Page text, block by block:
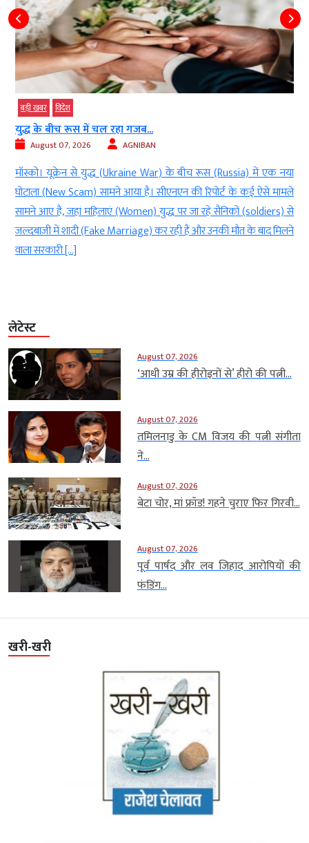
बड़ी खबर विदेश
युद्ध के बीच रूस में चल रहा गजब...
August 07, 2026 AGNIBAN
मॉस्को। यूक्रेन से युद्ध (Ukraine War) के बीच रूस (Russia) में एक नया
घोटाला (New Scam) सामने आया है। सीएनएन की रिपोर्ट के कई ऐसे मामले
सामने आए हैं, जहां महिलाएं (Women) युद्ध पर जा रहे सैनिकों (soldiers) से
जल्दबाजी में शादी (Fake Marriage) कर रही हैं और उनकी मौत के बाद मिलने
वाला सरकारी […]
लेटेस्ट
August 07, 2026
‘आधी उम्र की हीरोइनों से’ हीरो की पत्नी...
August 07, 2026
तमिलनाडु के CM विजय की पत्नी संगीता
ने...
August 07, 2026
बेटा चोर, मां फ्रॉड! गहने चुराए फिर गिरवी...
August 07, 2026
पूर्व पार्षद और लव जिहाद आरोपियों की
फंडिंग...
खरी-खरी